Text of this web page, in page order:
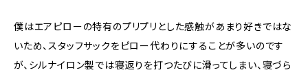
僕はエアピローの特有のプリプリとした感触があまり好きではな
いため、スタッフサックをピロー代わりにすることが多いのです
が、シルナイロン製では寝返りを打つたびに滑ってしまい、寝づら